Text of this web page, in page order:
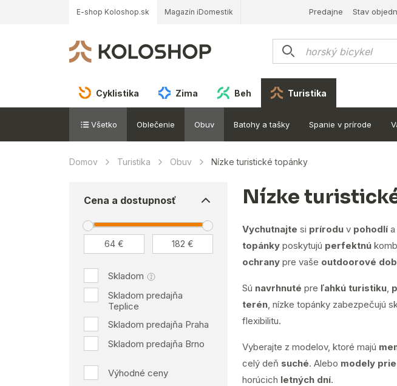
E-shop Koloshop.sk Magazín iDomestik Predajne Stav
Cyklistika Zima Beh Turistika
Všetko Oblečenie Obuv Batohy a tašky Spanie v prírode
Domov Turistika Obuv Nízke turistické topánky
Cena a dostupnosť
Skladom
Skladom predajňa
Teplice
Skladom predajňa Praha
Skladom predajňa Brno
Výhodné ceny
Nízke
Vychutnajte si prírodu v pohodlí
topánky poskytujú perfektnú
ochrany pre vaše outdoorové
Sú navrhnuté pre ľahkú turistiku,
terén, nízke topánky zabezpečujú
flexibilitu.
Vyberajte z modelov, ktoré majú
celý deň suché. Alebo modely
horúcich letných dní.